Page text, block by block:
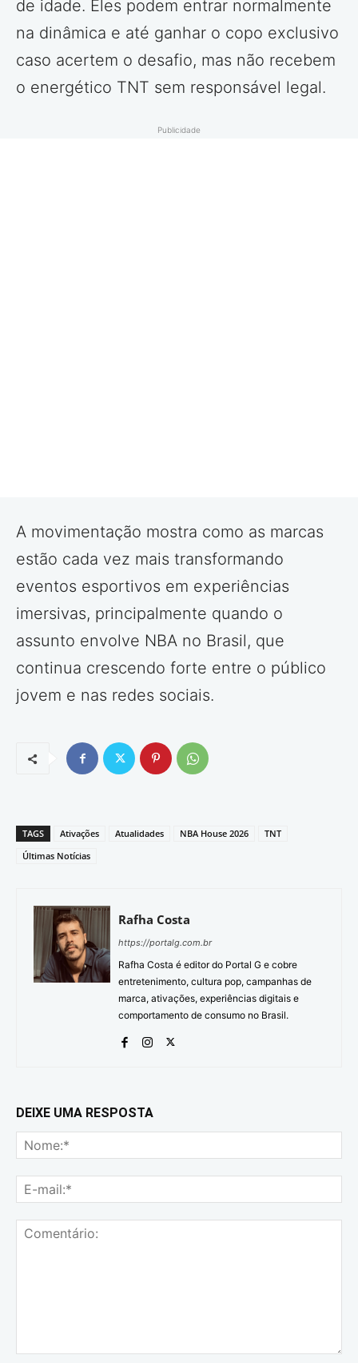
de idade. Eles podem entrar normalmente
na dinâmica e até ganhar o copo exclusivo
caso acertem o desafio, mas não recebem
o energético TNT sem responsável legal.
Publicidade
A movimentação mostra como as marcas
estão cada vez mais transformando
eventos esportivos em experiências
imersivas, principalmente quando o
assunto envolve NBA no Brasil, que
continua crescendo forte entre o público
jovem e nas redes sociais.
TAGS Ativações Atualidades NBA House 2026
TNT
Últimas Notícias
Rafha Costa
https://portalg.com.br
Rafha Costa é editor do Portal G e cobre
entretenimento, cultura pop, campanhas de
marca, ativações, experiências digitais e
comportamento de consumo no Brasil.
DEIXE UMA RESPOSTA